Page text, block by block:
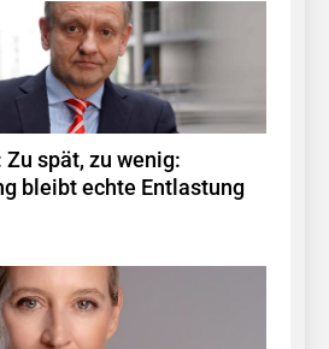
Zu spät, zu wenig:
bleibt echte Entlastung